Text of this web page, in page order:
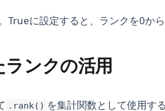
Trueに設定すると、ランクを0か
ンクの活用
.rank() を集計関数として使用す